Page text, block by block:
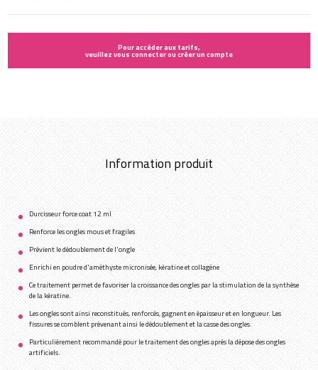
Pour accéder aux tarifs,
veuillez vous connecter ou créer un compte
Information produit
Durcisseur force coat 12 ml
Renforce les ongles mous et fragiles
Prévient le dédoublement de l'ongle
Enrichi en poudre d'améthyste micronisée, kératine et collagène
Ce traitement permet de favoriser la croissance des ongles par la stimulation de la synthèse
de la kératine.
Les ongles sont ainsi reconstitués, renforcés, gagnent en épaisseur et en longueur. Les
fissures se comblent prévenant ainsi le dédoublement et la casse des ongles.
Particulièrement recommandé pour le traitement des ongles après la dépose des ongles
artificiels.